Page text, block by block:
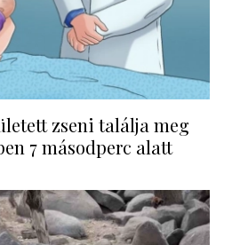
zseni találja meg
7 másodperc alatt